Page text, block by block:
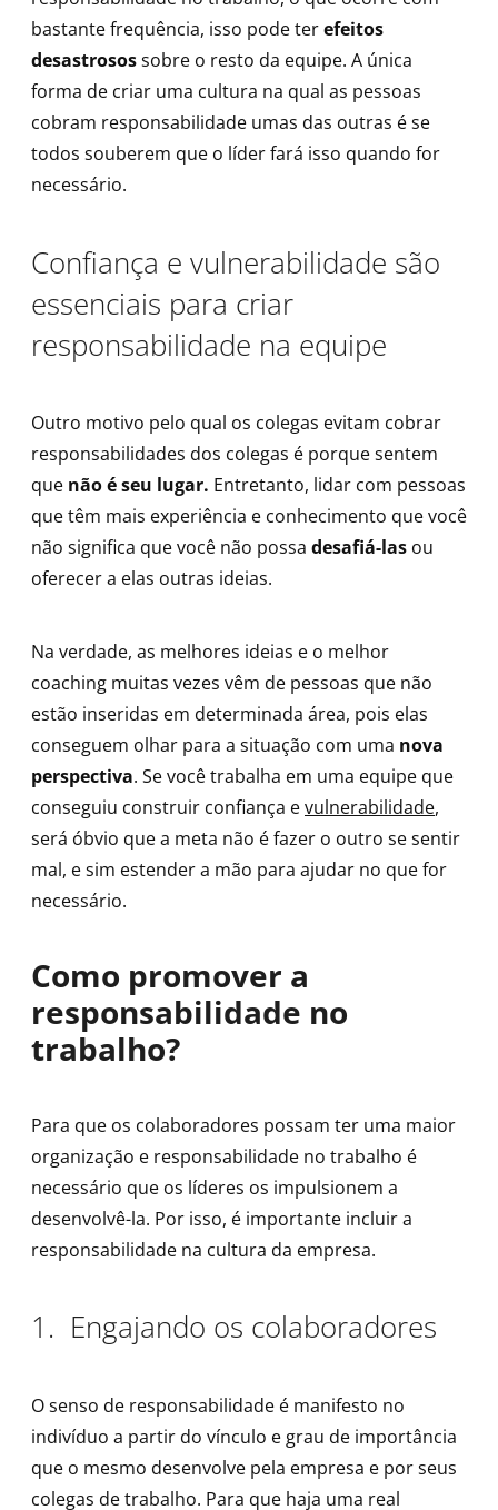
bastante frequência, isso pode terefeitos
desastrosossobre o resto da equipe. A única
forma de criar uma cultura na qual as pessoas
cobram responsabilidade umas das outras é se
todos souberem que o líder fará isso quando for
necessário.
Confiança e vulnerabilidade são
essenciais para criar
responsabilidade na equipe
Outro motivo pelo qual os colegas evitam cobrar
responsabilidades dos colegas é porque sentem
que não é seu lugar. Entretanto, lidar com pessoas
que têm mais experiência e conhecimento que você
não significa que você não possa desafiá-las ou
oferecer a elas outras ideias.
Na verdade, as melhores ideias e o melhor
coaching muitas vezes vêm de pessoas que não
estão inseridas em determinada área, pois elas
conseguem olhar para a situação com uma nova
perspectiva. Se você trabalha em uma equipe que
conseguiu construir confiança evulnerabilidade,
será óbvio que a meta não é fazer o outro se sentir
mal, e sim estender a mão para ajudar no que for
necessário.
Como promover a
responsabilidade no
trabalho?
Para que os colaboradores possam ter uma maior
organização e responsabilidade no trabalho é
necessário que os líderes os impulsionem a
desenvolvê-la. Por isso, é importante incluir a
responsabilidade na cultura da empresa.
1. Engajando os colaboradores
O senso de responsabilidade é manifesto no
indivíduo a partir do vínculo e grau de importância
que o mesmo desenvolve pela empresa e por seus
colegas de trabalho. Para que haja uma real